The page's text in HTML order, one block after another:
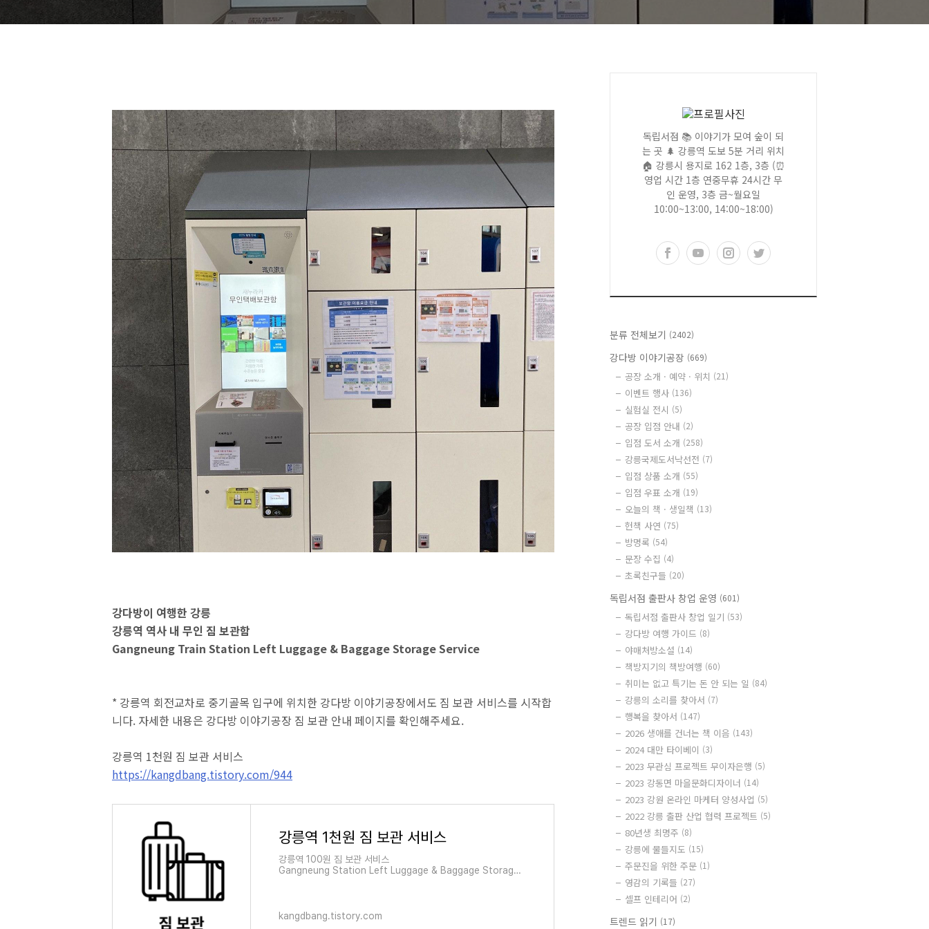
강다방이 여행한 강릉
강릉역 역사 내 무인 짐 보관함
Gangneung Train Station Left Luggage & Baggage Storage Service
* 강릉역 회전교차로 중기골목 입구에 위치한 강다방 이야기공장에서도 짐 보관 서비스를 시작합
니다. 자세한 내용은 강다방 이야기공장 짐 보관 안내 페이지를 확인해주세요.
강릉역 1천원 짐 보관 서비스
https://kangdbang.tistory.com/944
강릉역 1천원 짐 보관 서비스
강릉역 100원 짐 보관 서비스
Gangneung Station Left Luggage & Baggage Storage
kangdbang.tistory.com
독립서점 📚 이야기가 모여 숲이 되
는 곳 🌲 강릉역 도보 5분 거리 위치
🏠 강릉시 용지로 162 1층, 3층 (⏰
영업 시간 1층 연중무휴 24시간 무
인 운영, 3층 금~월요일
10:00~13:00, 14:00~18:00)
분류 전체보기 (2402)
강다방 이야기공장 (669)
공장 소개 · 예약 · 위치 (21)
이벤트 행사 (136)
실험실 전시 (5)
공장 입점 안내 (2)
입점 도서 소개 (258)
강릉국제도서낙선전 (7)
입점 상품 소개 (55)
입점 우표 소개 (19)
오늘의 책 · 생일책 (13)
헌책 사연 (75)
방명록 (54)
문장 수집 (4)
초록친구들 (20)
독립서점 출판사 창업 운영 (601)
독립서점 출판사 창업 일기 (53)
강다방 여행 가이드 (8)
야매처방소설 (14)
책방지기의 책방여행 (60)
취미는 없고 특기는 돈 안 되는 일 (84)
강릉의 소리를 찾아서 (7)
행복을 찾아서 (147)
2026 생애를 건너는 책 이음 (143)
2024 대만 타이베이 (3)
2023 무관심 프로젝트 무이자은행 (5)
2023 강동면 마을문화디자이너 (14)
2023 강원 온라인 마케터 양성사업 (5)
2022 강릉 출판 산업 협력 프로젝트 (5)
80년생 최명주 (8)
강릉에 물들지도 (15)
주문진을 위한 주문 (1)
영감의 기록들 (27)
셀프 인테리어 (2)
트렌드 읽기 (17)